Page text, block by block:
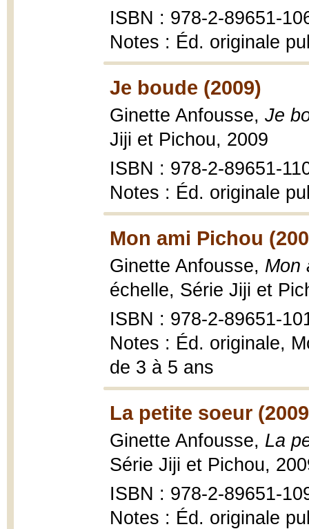
ISBN : 978-2-89651-
Notes : Éd. originale
Je boude (2009)
Ginette Anfousse, Je
Jiji et Pichou, 2009
ISBN : 978-2-89651-
Notes : Éd. originale
Mon ami Pichou
Ginette Anfousse, Mon
échelle, Série Jiji et
ISBN : 978-2-89651-
Notes : Éd. originale,
de 3 à 5 ans
La petite soeur
Ginette Anfousse, La
Série Jiji et Pichou,
ISBN : 978-2-89651-
Notes : Éd. originale